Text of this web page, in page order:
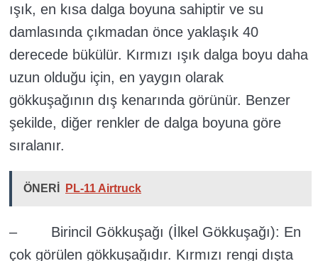
ışık, en kısa dalga boyuna sahiptir ve su
damlasında çıkmadan önce yaklaşık 40
derecede bükülür. Kırmızı ışık dalga boyu daha
uzun olduğu için, en yaygın olarak
gökkuşağının dış kenarında görünür. Benzer
şekilde, diğer renkler de dalga boyuna göre
sıralanır.
ÖNERİ PL-11 Airtruck
– Birincil Gökkuşağı (İlkel Gökkuşağı): En
çok görülen gökkuşağıdır. Kırmızı rengi dışta